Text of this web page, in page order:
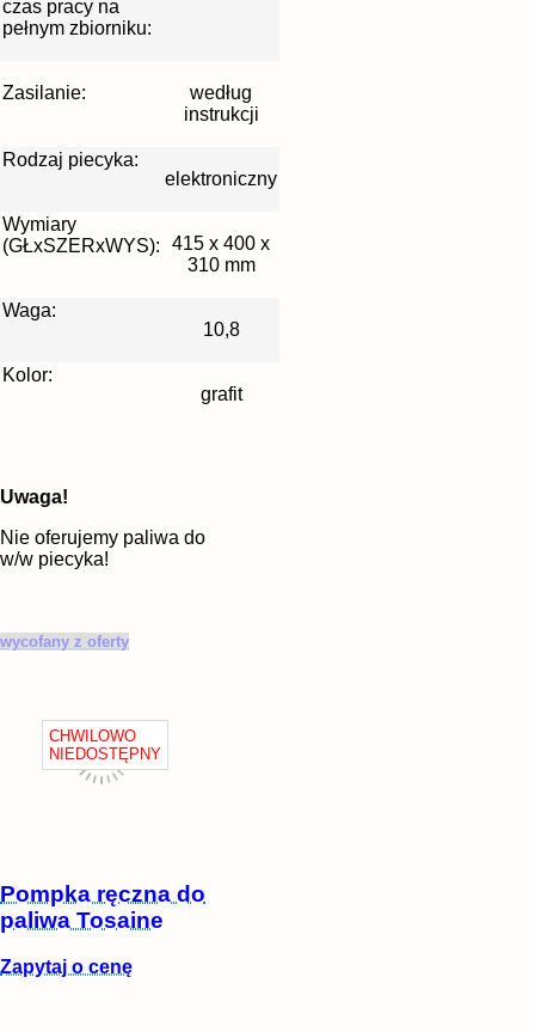
czas pracy na
pełnym zbiorniku:
Zasilanie:
według
instrukcji
Rodzaj piecyka:
elektroniczny
Wymiary
(GŁxSZERxWYS):
415 x 400 x
310 mm
Waga:
10,8
Kolor:
grafit
Uwaga!
Nie oferujemy paliwa do
w/w piecyka!
wycofany z oferty
Pompka ręczna do
paliwa Tosaine
Zapytaj o cenę